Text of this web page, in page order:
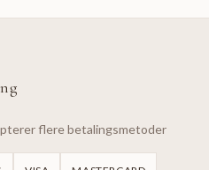
flere betalingsmetoder